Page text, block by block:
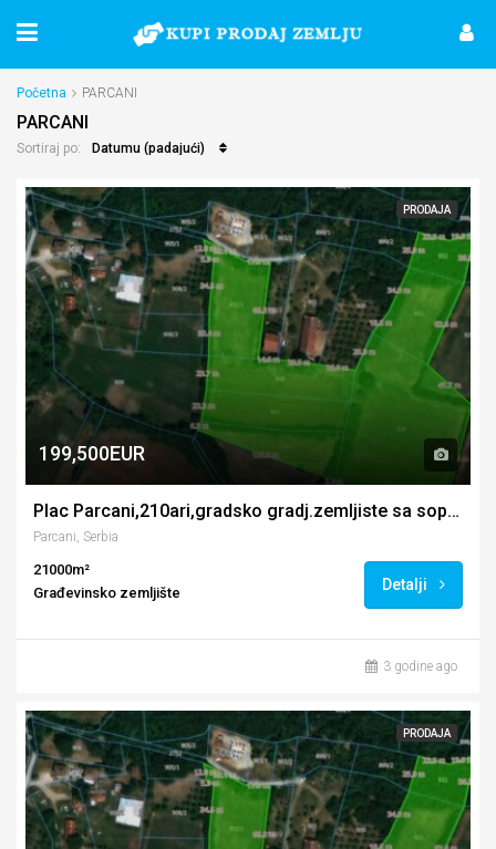
Početna PARCANI
PARCANI
Sortiraj po: Datumu (padajući)
PRODAJA
199,500EUR
Plac Parcani,210ari,gradsko gradj.zemljiste sa sopstvenim izvorom
Parcani, Serbia
21000m²
Građevinsko zemljište
Detalji
3 godine ago
PRODAJA